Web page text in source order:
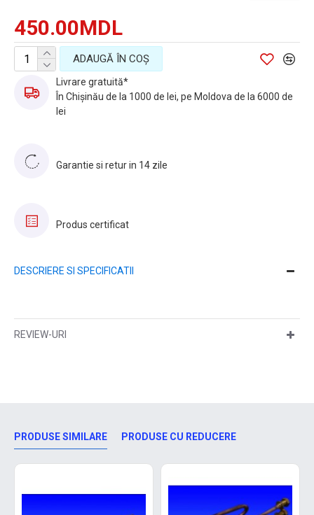
450.00MDL
ADAUGĂ ÎN COŞ
Livrare gratuită*
În Chișinău de la 1000 de lei, pe Moldova de la 6000 de
lei
Garantie si retur in 14 zile
Produs certificat
DESCRIERE SI SPECIFICATII
REVIEW-URI
PRODUSE SIMILARE PRODUSE CU REDUCERE